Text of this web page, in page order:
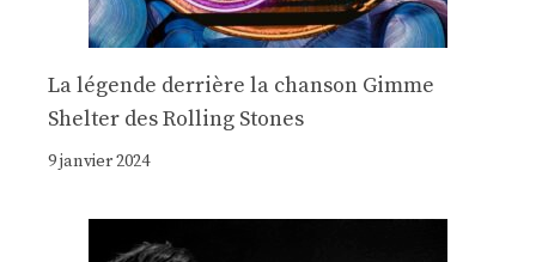
La légende derrière la chanson Gimme
Shelter des Rolling Stones
9 janvier 2024